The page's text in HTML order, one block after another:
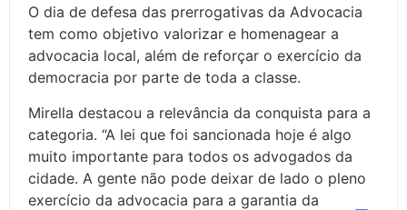
O dia de defesa das prerrogativas da Advocacia
tem como objetivo valorizar e homenagear a
advocacia local, além de reforçar o exercício da
democracia por parte de toda a classe.
Mirella destacou a relevância da conquista para a
categoria. “A lei que foi sancionada hoje é algo
muito importante para todos os advogados da
cidade. A gente não pode deixar de lado o pleno
exercício da advocacia para a garantia da